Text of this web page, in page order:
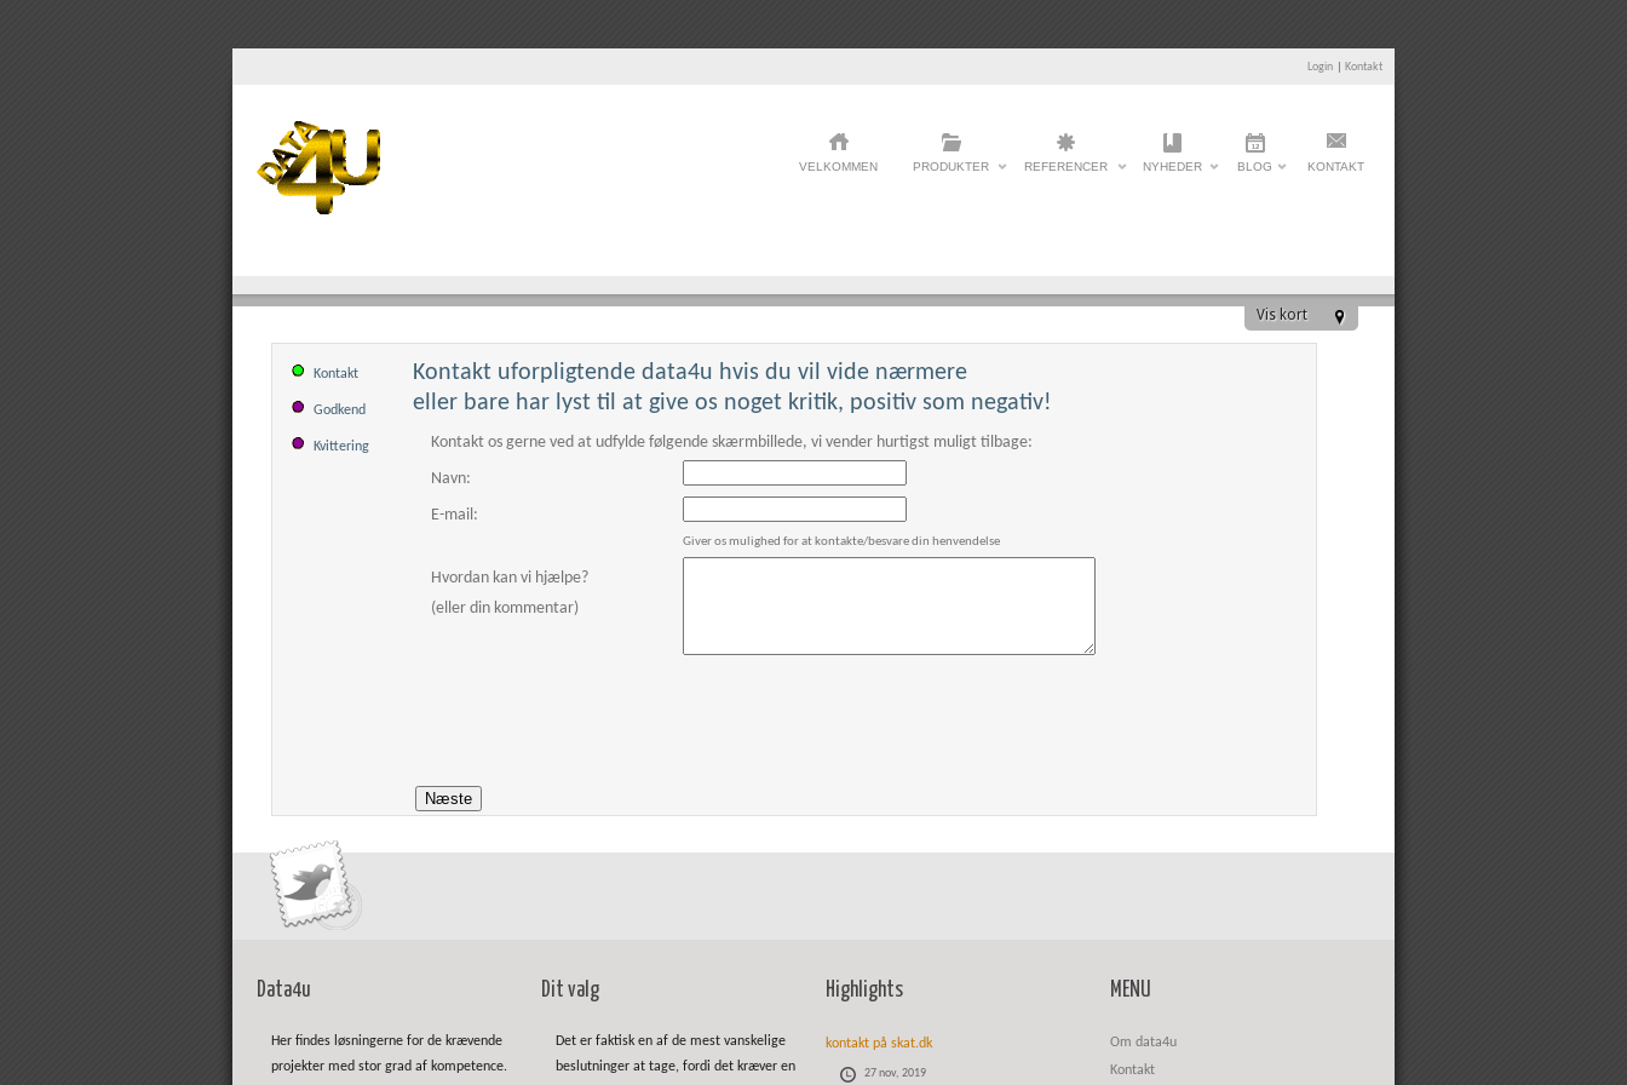
Login Kontakt
VELKOMMEN PRODUKTER REFERENCER NYHEDER BLOG KONTAKT
This page can't load Google Maps correctly.
Do you own this website? OK
Vis kort
Kontakt
Godkend
Kvittering
Kontakt uforpligtende data4u hvis du vil vide nærmere
eller bare har lyst til at give os noget kritik, positiv som negativ!
Kontakt os gerne ved at udfylde følgende skærmbillede, vi vender hurtigst muligt tilbage:
Navn:
E-mail:
Giver os mulighed for at kontakte/besvare din henvendelse
Hvordan kan vi hjælpe?
(eller din kommentar)
Data4u
Her findes løsningerne for de krævende
projekter med stor grad af kompetence.
Dit valg
Det er faktisk en af de mest vanskelige
beslutninger at tage, fordi det kræver en
Highlights
kontakt på skat.dk
27 nov, 2019
MENU
Om data4u
Kontakt